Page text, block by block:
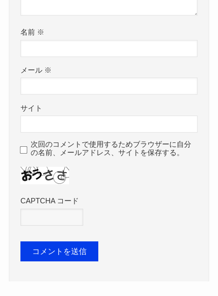
名前 ※
メール ※
サイト
次回のコメントで使用するためブラウザーに自分
の名前、メールアドレス、サイトを保存する。
CAPTCHA コード